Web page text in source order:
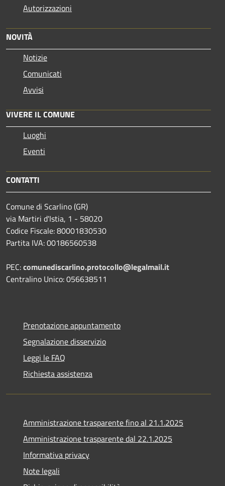
Autorizzazioni
NOVITÀ
Notizie
Comunicati
Avvisi
VIVERE IL COMUNE
Luoghi
Eventi
CONTATTI
Comune di Scarlino (GR)
via Martiri d'Istia, 1 - 58020
Codice Fiscale: 80001830530
Partita IVA: 00186560538
PEC:comunediscarlino.protocollo@legalmail.it
Centralino Unico: 056638511
Prenotazione appuntamento
Segnalazione disservizio
Leggi le FAQ
Richiesta assistenza
Amministrazione trasparente fino al 21.1.2025
Amministrazione trasparente dal 22.1.2025
Informativa privacy
Note legali